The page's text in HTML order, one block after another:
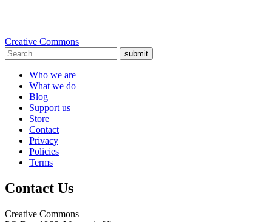
Creative Commons
submit
Who we are
What we do
Blog
Support us
Store
Contact
Privacy
Policies
Terms
Contact Us
Creative Commons